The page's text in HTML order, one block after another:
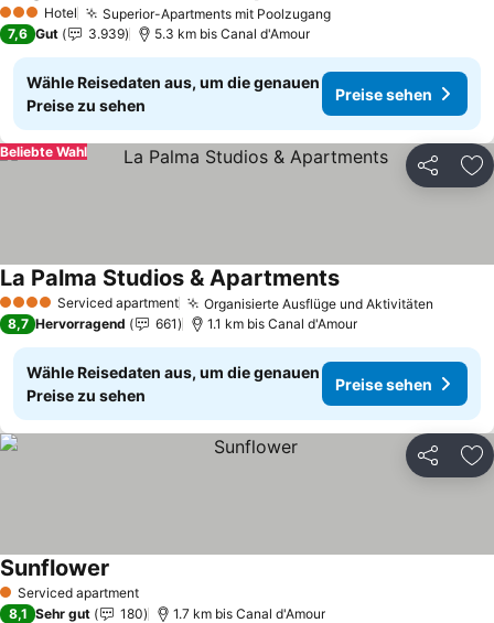
3 SterneHotel Superior-Apartments mit Poolzugang
7,6 Gut 3.939 5.3 km bis Canal d'Amour
Wähle Reisedaten aus, um die genauen
Preise zu sehen
Preise sehen
Teilen
Beliebte Wahl
4 Sterne Serviced apartment Organisierte Ausflüge und Aktivitäten
La Palma Studios & Apartments
8,7 Hervorragend 661 1.1 km bis Canal d'Amour
Wähle Reisedaten aus, um die genauen
Preise zu sehen
Preise sehen
Teilen
1 Sterne
Serviced apartment
Sunflower
8,1 Sehr gut 180 1.7 km bis Canal d'Amour